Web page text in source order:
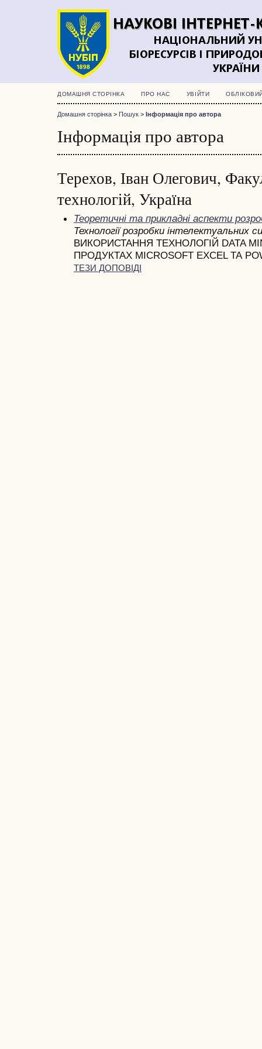
ДОМАШНЯ СТОРІНКА ПРО НАС УВІЙТИ
Домашня сторінка > Пошук > Інформація про автора
Інформація про автора
Терехов, Іван Олегович,
технологій, Україна
Теоретичні та прикладні аспекти
Технології розробки інтелектуальних
ВИКОРИСТАННЯ ТЕХНОЛОГІЙ DATA
ПРОДУКТАХ MICROSOFT EXCEL ТА
ТЕЗИ ДОПОВІДІ